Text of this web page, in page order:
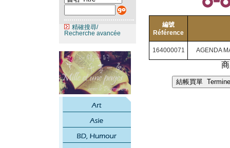
精確搜尋/
Recherche avancée
編號
Référence
164000071 AGENDA